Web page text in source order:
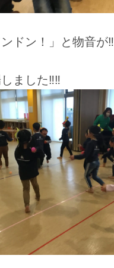
ンドン！」と物音が
ました‼️‼️